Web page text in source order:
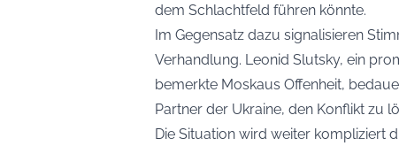
dem Schlachtfeld führen könnte.
Im Gegensatz dazu signalisieren
Verhandlung. Leonid Slutsky, ein
bemerkte Moskaus Offenheit,
Partner der Ukraine, den Konflikt zu
Die Situation wird weiter kompliziert